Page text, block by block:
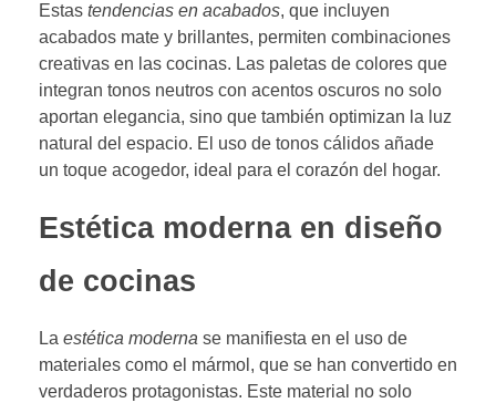
Estas tendencias en acabados, que incluyen
acabados mate y brillantes, permiten combinaciones
creativas en las cocinas. Las paletas de colores que
integran tonos neutros con acentos oscuros no solo
aportan elegancia, sino que también optimizan la luz
natural del espacio. El uso de tonos cálidos añade
un toque acogedor, ideal para el corazón del hogar.
Estética moderna en diseño
de cocinas
La estética moderna se manifiesta en el uso de
materiales como el mármol, que se han convertido en
verdaderos protagonistas. Este material no solo